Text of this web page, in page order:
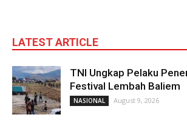
LATEST ARTICLE
TNI Ungkap Pelaku
Festival Lembah Baliem
NASIONAL August 9, 2026